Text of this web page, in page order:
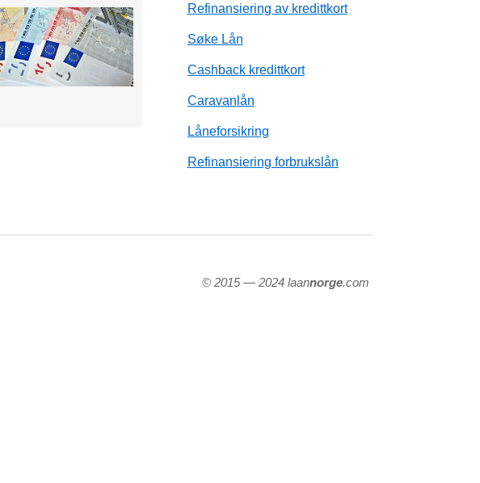
Refinansiering av kredittkort
Søke Lån
Cashback kredittkort
Caravanlån
Låneforsikring
Refinansiering forbrukslån
© 2015 — 2024 laannorge.com